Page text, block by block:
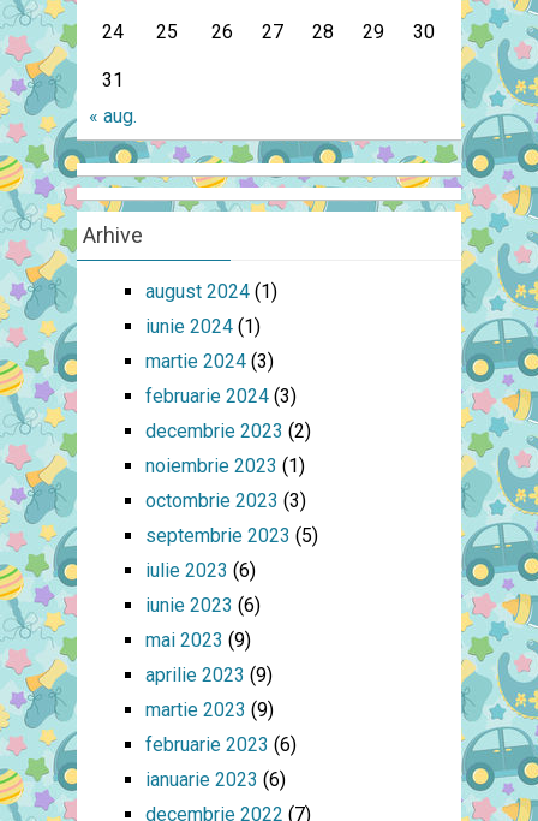
24 25 26 27 28 29 30
31
« aug.
Arhive
august 2024(1)
iunie 2024(1)
martie 2024(3)
februarie 2024(3)
decembrie 2023 (2)
noiembrie 2023 (1)
octombrie 2023 (3)
septembrie 2023 (5)
iulie 2023 (6)
iunie 2023 (6)
mai 2023 (9)
aprilie 2023 (9)
martie 2023 (9)
februarie 2023 (6)
ianuarie 2023 (6)
decembrie 2022 (7)